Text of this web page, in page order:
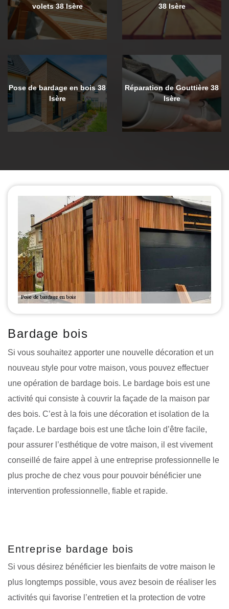
volets 38 Isère
38 Isère
Pose de bardage en bois 38
Isère
Réparation de Gouttière 38
Isère
Bardage bois
Si vous souhaitez apporter une nouvelle décoration et un
nouveau style pour votre maison, vous pouvez effectuer
une opération de bardage bois. Le bardage bois est une
activité qui consiste à couvrir la façade de la maison par
des bois. C’est à la fois une décoration et isolation de la
façade. Le bardage bois est une tâche loin d’être facile,
pour assurer l’esthétique de votre maison, il est vivement
conseillé de faire appel à une entreprise professionnelle le
plus proche de chez vous pour pouvoir bénéficier une
intervention professionnelle, fiable et rapide.
Entreprise bardage bois
Si vous désirez bénéficier les bienfaits de votre maison le
plus longtemps possible, vous avez besoin de réaliser les
activités qui favorise l’entretien et la protection de votre